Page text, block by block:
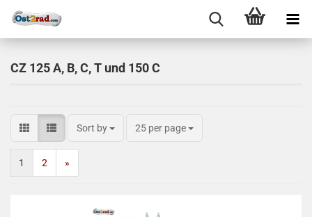
CZ 125 A, B, C, T und 150 C
Sort by 25 per page
1 2 »